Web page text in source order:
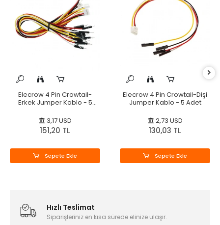
Elecrow 4 Pin Crowtail-
Erkek Jumper Kablo - 5
3,17 USD
151,20 TL
Sepete Ekle
Elecrow 4 Pin Crowtail-Dişi
Jumper Kablo - 5 Adet
2,73 USD
130,03 TL
Sepete Ekle
Hızlı Teslimat
Siparişleriniz en kısa sürede elinize ulaşır.